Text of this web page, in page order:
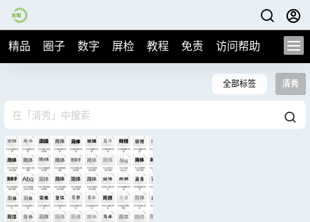
精品 圈子 数字 屏检 教程 免责 访问帮助
全部标签 清秀